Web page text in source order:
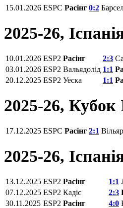
15.01.2026 ESPC Расінг 0:2
2025-26,
10.01.2026 ESP2 Расінг 2:3
03.01.2026 ESP2 Вальядолід 1:1
20.12.2025 ESP2 Уеска 1:1
2025-26, Кубок
17.12.2025 ESPC Расінг 2:1
2025-26,
13.12.2025 ESP2 Расінг 1:1
07.12.2025 ESP2 Кадіс 2:3
30.11.2025 ESP2 Расінг 4:0